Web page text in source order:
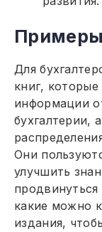
Для
книг,
информации
бухгалтерии,
Они
улучшить
какие можно
издания,